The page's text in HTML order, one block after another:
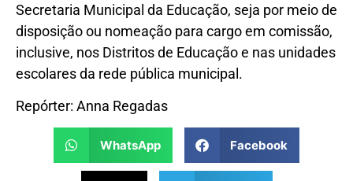
Secretaria Municipal da Educação, seja por meio de
disposição ou nomeação para cargo em comissão,
inclusive, nos Distritos de Educação e nas unidades
escolares da rede pública municipal.
Repórter: Anna Regadas
WhatsApp Facebook